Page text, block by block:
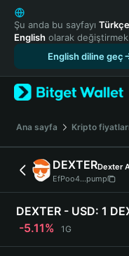
English
日本語
Tiếng Việt
Español (Latinoamérica)
Türkçe
Français
Deutsch
简体中文
繁體中文
Português (Portugal)
Bahasa Indonesia
ภาษาไทย
हिन्दी
Şu anda bu sayfayı Türkçe
English olarak
English diline geç
Ana sayfa Kripto
DEXTERDexter
EfPoo4...pump
DEXTER - USD: 1
-5.11%
1G